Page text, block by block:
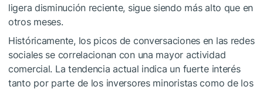
ligera disminución reciente, sigue siendo más alto que en
otros meses.
Históricamente, los picos de conversaciones en las redes
sociales se correlacionan con una mayor actividad
comercial. La tendencia actual indica un fuerte interés
tanto por parte de los inversores minoristas como de los